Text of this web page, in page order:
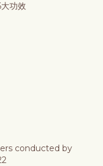
功效
conducted by